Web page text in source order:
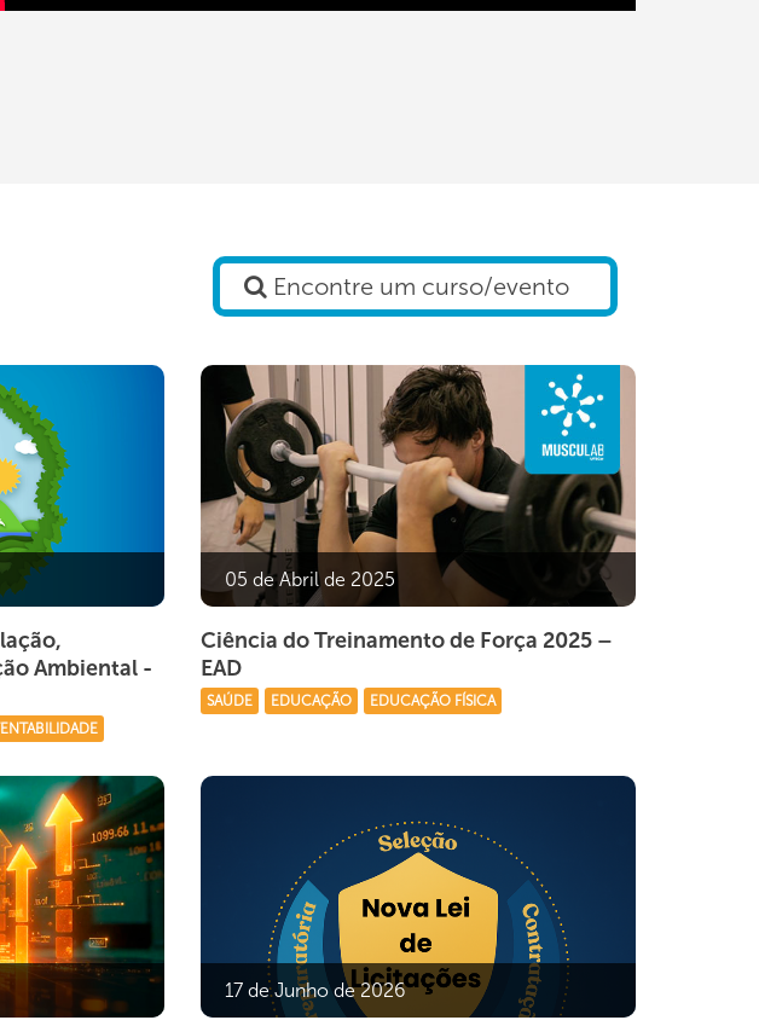
Ambiental -
05 de Abril de 2025
Ciência do Treinamento de Força 2025 –
EAD
SAÚDE EDUCAÇÃO EDUCAÇÃO FÍSICA
17 de Junho de 2026